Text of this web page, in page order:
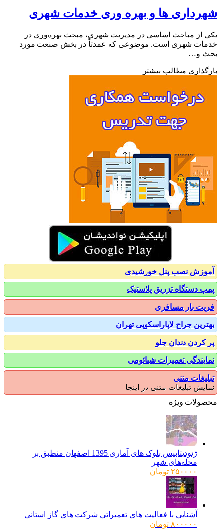
ها و بهره وری خدمات شهری
از مباحث اساسی در مدیریت شهری، مبحث بهره‌وری در
شهری است. موضوعی که عمدتاً در بخش صنعت مورد
و…
مطالب بیشتر
نصب پنل خورشیدی
دستگاه تزریق پلاستیک
بار مسافری
جراح لاپاراسکوپی تهران
دندان جلو
تعمیرات شیائومی
متنی
تبلیغات متنی در اینجا
ویژه
ژئودیتابیس بلوک های آماری 1395 اصفهان منطبق بر
محله‌های شهر
۲۵۰۰۰۰ تومان
آشنایی با فعالیت های تعمیراتی شرکت های گاز استانی
۸۰۰۰۰۰ تومان